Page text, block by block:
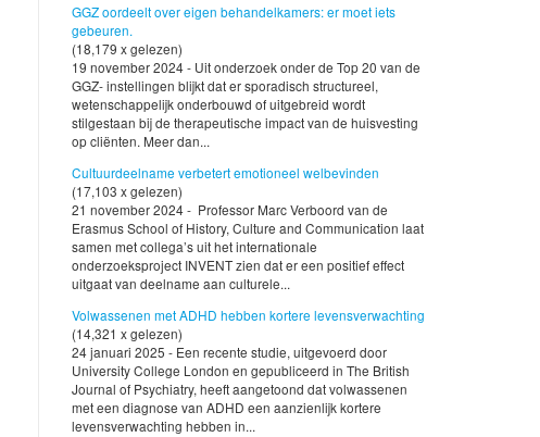
GGZ oordeelt over eigen behandelkamers: er moet iets
gebeuren.
(18,179 x gelezen)
19 november 2024 - Uit onderzoek onder de Top 20 van de
GGZ- instellingen blijkt dat er sporadisch structureel,
wetenschappelijk onderbouwd of uitgebreid wordt
stilgestaan bij de therapeutische impact van de huisvesting
op cliënten. Meer dan...
Cultuurdeelname verbetert emotioneel welbevinden
(17,103 x gelezen)
21 november 2024 - Professor Marc Verboord van de
Erasmus School of History, Culture and Communication laat
samen met collega’s uit het internationale
onderzoeksproject INVENT zien dat er een positief effect
uitgaat van deelname aan culturele...
Volwassenen met ADHD hebben kortere levensverwachting
(14,321 x gelezen)
24 januari 2025 - Een recente studie, uitgevoerd door
University College London en gepubliceerd in The British
Journal of Psychiatry, heeft aangetoond dat volwassenen
met een diagnose van ADHD een aanzienlijk kortere
levensverwachting hebben in...